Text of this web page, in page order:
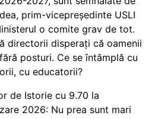
prim-vicepreședinte USLI
o comite grav de tot.
directorii disperați că oamenii
posturi. Ce se întâmplă cu
cu educatorii?
de Istorie cu 9.70 la
2026: Nu prea sunt mari